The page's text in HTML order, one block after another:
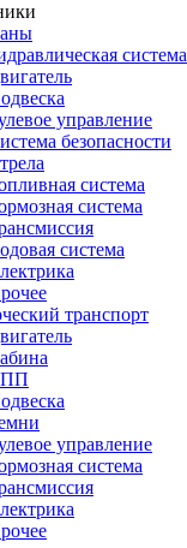
система
управление
безопасности
система
система
система
транспорт
управление
система